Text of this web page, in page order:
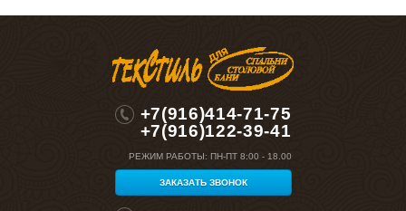
+7(916)414-71-75
+7(916)122-39-41
РЕЖИМ РАБОТЫ: ПН-ПТ 8:00 - 18.00
ЗАКАЗАТЬ ЗВОНОК